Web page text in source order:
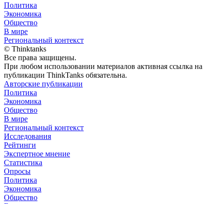
Политика
Экономика
Общество
В мире
Региональный контекст
© Thinktanks
Все права защищены.
При любом использовании материалов активная ссылка на
публикации ThinkTanks обязательна.
Авторские публикации
Политика
Экономика
Общество
В мире
Региональный контекст
Исследования
Рейтинги
Экспертное мнение
Статистика
Опросы
Политика
Экономика
Общество